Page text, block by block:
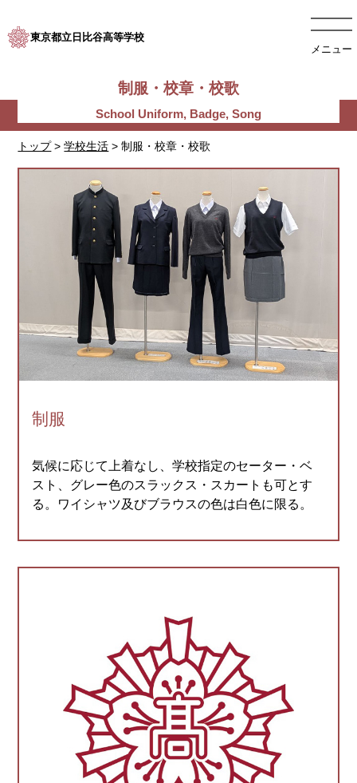
東京都立日比谷高等学校
メニュー
トップ>学校生活 > 制服・校章・校歌
制服・校章・校歌
制服
気候に応じて上着なし、学校指定のセーター・ベ
スト、グレー色のスラックス・スカートも可とす
る。ワイシャツ及びブラウスの色は白色に限る。